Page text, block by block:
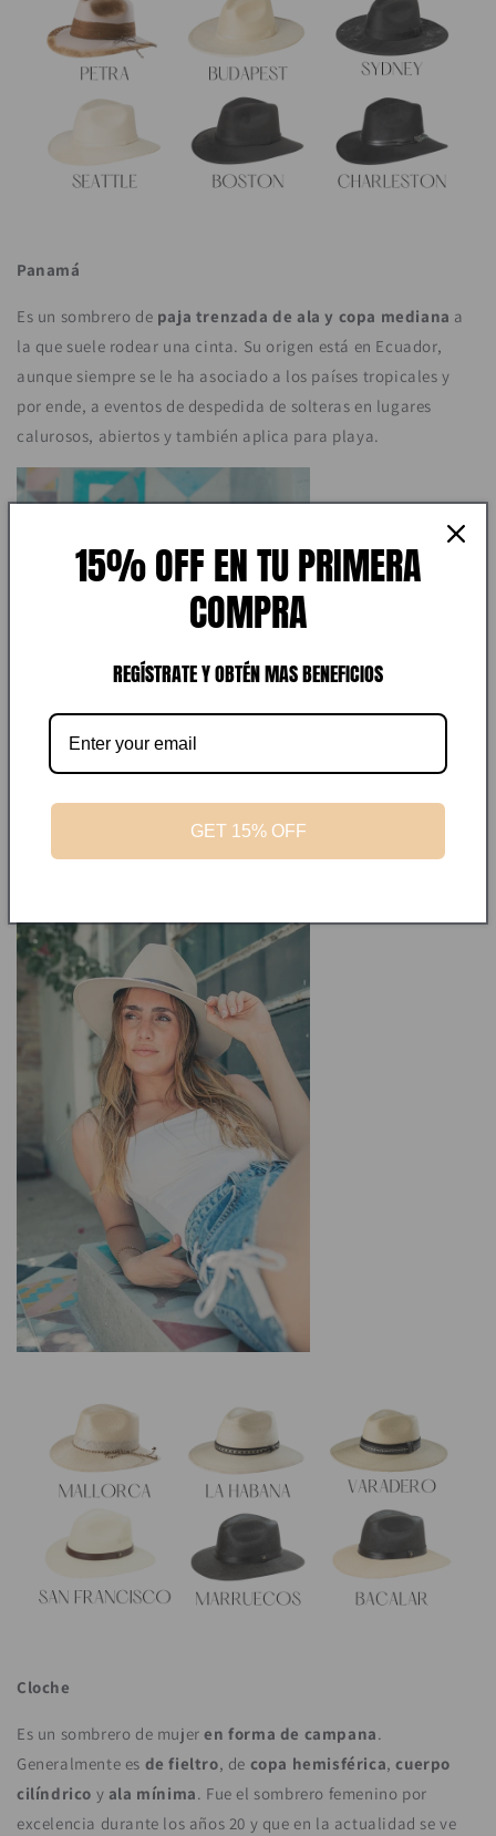
Panamá
Es un sombrero de paja trenzada de ala y copa mediana a
la que suele rodear una cinta. Su origen está en Ecuador,
aunque siempre se le ha asociado a los países tropicales y
por ende, a eventos de despedida de solteras en lugares
calurosos, abiertos y también aplica para playa.
Cloche
Es un sombrero de mujeren forma de campana.
Generalmente es de fieltro, de copa hemisférica,cuerpo
cilíndrico y ala mínima. Fue el sombrero femenino por
excelencia durante los años 20 y que en la actualidad se ve
15% OFF EN TU PRIMERA
COMPRA
REGÍSTRATE Y OBTÉN MAS BENEFICIOS
GET 15% OFF